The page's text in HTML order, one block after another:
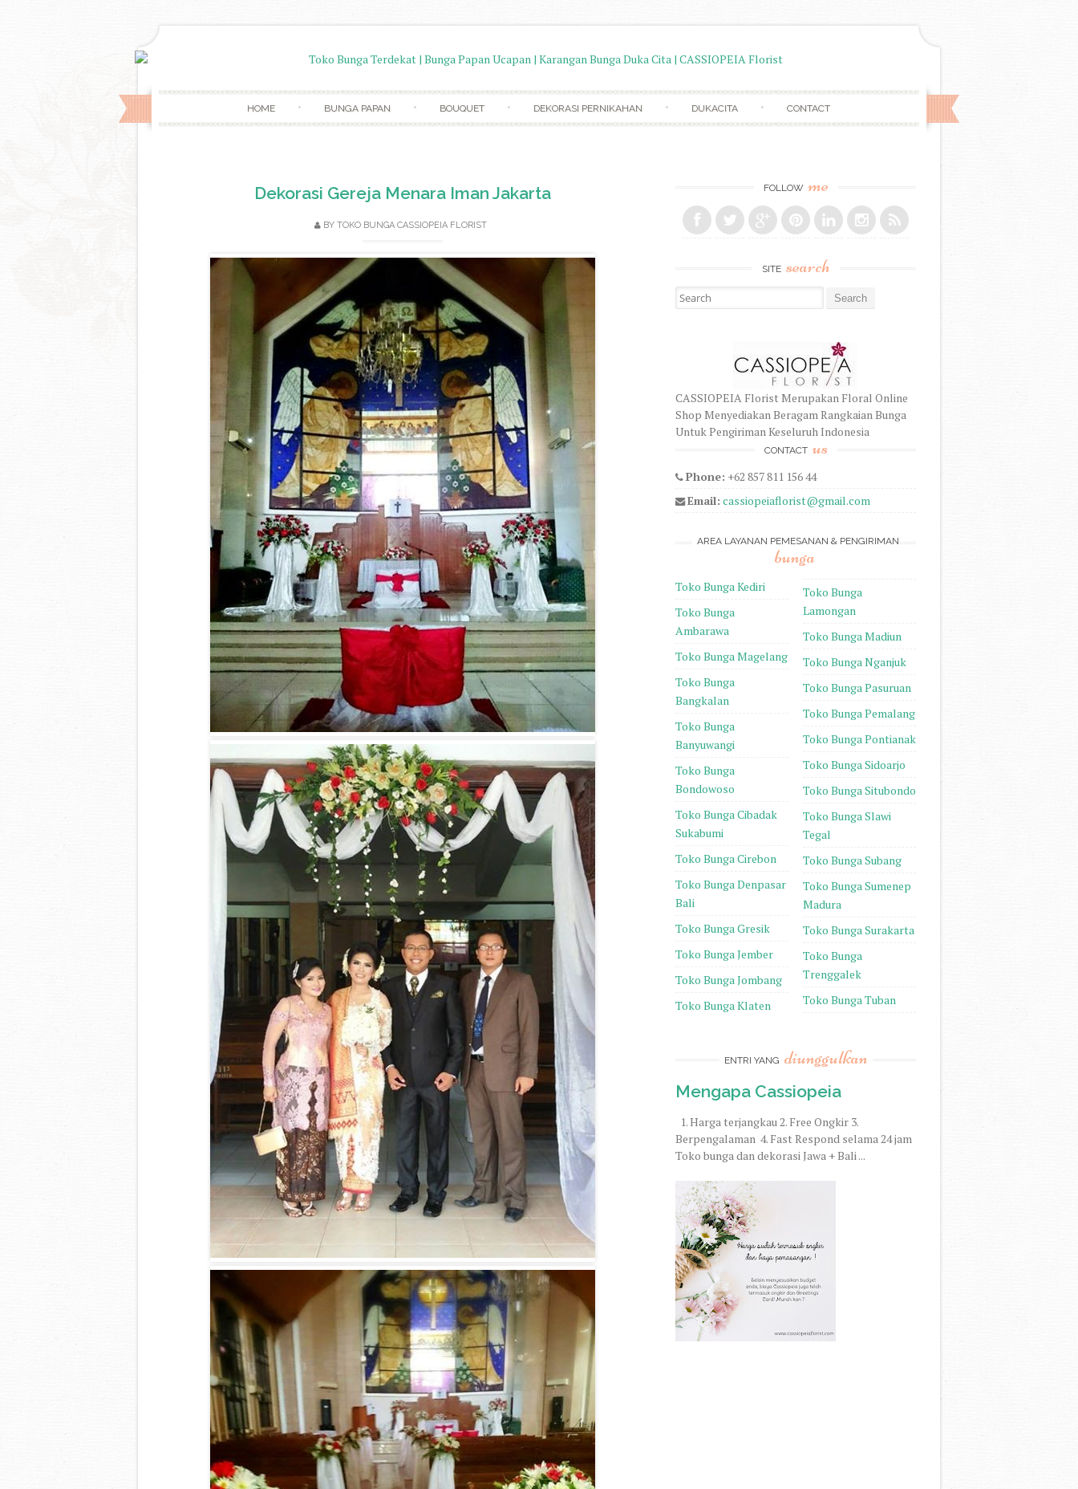
HOME BUNGA PAPAN BOUQUET DEKORASI PERNIKAHAN DUKACITA CONTACT
Dekorasi Gereja Menara Iman Jakarta
BY TOKO BUNGA CASSIOPEIA FLORIST
FOLLOW me
SITE search
Search for:
CASSIOPEIA Florist Merupakan Floral Online
Shop Menyediakan Beragam Rangkaian Bunga
Untuk Pengiriman Keseluruh Indonesia
CONTACT us
Phone: +62 857 811 156 44
Email: cassiopeiaflorist@gmail.com
AREA LAYANAN PEMESANAN & PENGIRIMAN
bunga
Toko Bunga Kediri
Toko Bunga
Ambarawa
Toko Bunga Magelang
Toko Bunga
Bangkalan
Toko Bunga
Banyuwangi
Toko Bunga
Bondowoso
Toko Bunga Cibadak
Sukabumi
Toko Bunga Cirebon
Toko Bunga Denpasar
Bali
Toko Bunga Gresik
Toko Bunga Jember
Toko Bunga Jombang
Toko Bunga Klaten
Toko Bunga
Lamongan
Toko Bunga Madiun
Toko Bunga Nganjuk
Toko Bunga Pasuruan
Toko Bunga Pemalang
Toko Bunga Pontianak
Toko Bunga Sidoarjo
Toko Bunga Situbondo
Toko Bunga Slawi
Tegal
Toko Bunga Subang
Toko Bunga Sumenep
Madura
Toko Bunga Surakarta
Toko Bunga
Trenggalek
Toko Bunga Tuban
ENTRI YANG diunggulkan
Mengapa Cassiopeia
1. Harga terjangkau 2. Free Ongkir 3.
Berpengalaman 4. Fast Respond selama 24 jam
Toko bunga dan dekorasi Jawa + Bali ...